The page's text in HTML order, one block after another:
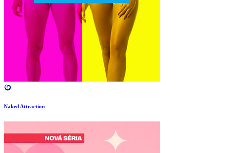
Naked Attraction